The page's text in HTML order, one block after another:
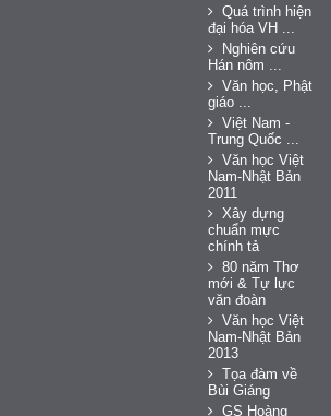
Quá trình hiện
đại hóa VH ...
Nghiên cứu
Hán nôm ...
Văn học, Phật
giáo ...
Việt Nam -
Trung Quốc ...
Văn học Việt
Nam-Nhật Bản
2011
Xây dựng
chuẩn mực
chính tả
80 năm Thơ
mới & Tự lực
văn đoàn
Văn học Việt
Nam-Nhật Bản
2013
Tọa đàm về
Bùi Giáng
GS Hoàng